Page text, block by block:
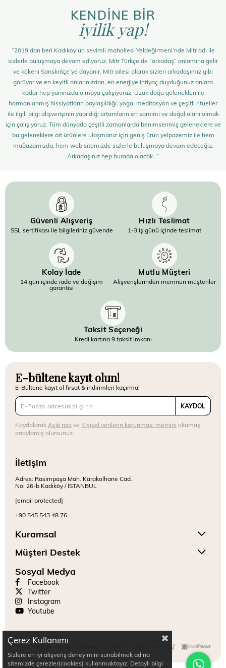
KENDİNE BİR
iyilik yap!
“2019’dan beri Kadıköy’ün sevimli mahallesi Yeldeğirmeni’nde Mitr adı ile
sizlerle buluşmaya devam ediyoruz. Mitr Türkçe’de “arkadaş” anlamına gelir
ve kökeni Sanskritçe’ye dayanır. Mitr ailesi olarak sizleri arkadaşımız gibi
görüyor ve en keyifli anlarınızdan, en enerjiye ihtiyaç duyduğunuz anlara
kadar hep yanınızda olmaya çalışıyoruz. Uzak doğu gelenekleri ile
harmanlanmış hissiyatların paylaşıldığı; yoga, meditasyon ve çeşitli ritüeller
ile ilgili bilgi alışverişinin yapıldığı ortamların en samimi ve doğal olanı olmak
için çalışıyoruz. Tüm dünyada çeşitli zamanlarda benimsenmiş geleneklere ve
bu geleneklere ait ürünlere ulaşmanız için geniş ürün yelpazemiz ile hem
mağazamızda, hem web sitemizde sizlerle buluşmaya devam edeceğiz.
Arkadaşınız hep burada olacak…”
Güvenli Alışveriş
SSL sertifikası ile bilgileriniz güvende
Hızlı Teslimat
1-3 iş günü içinde teslimat
Kolay İade
14 gün içinde iade ve değişim
garantisi
Mutlu Müşteri
Alışverişlerinden memnun müşteriler
Taksit Seçeneği
Kredi kartına 9 taksit imkanı
E-bültene kayıt olun!
E-Bültene kayıt ol fırsat & indirimleri kaçırma!
KAYDOL
Kaydolarak Açık rızave Kişisel verilerin korunması metnini okumuş,
onaylamış olursunuz.
İletişim
Adres: Rasimpaşa Mah. Karakolhane Cad.
No: 26-b Kadıköy / İSTANBUL
[email protected]
+90 545 543 48 76
Kuramsal
Müşteri Destek
Sosyal Medya
Facebook
Twitter
Instagram
Youtube
Copyright © 2024 Mitr. Tüm hakları saklıdır.
Çerez Kullanımı
Sizlere en iyi alışveriş deneyimini sunabilmek adına
sitemizde çerezler(cookies) kullanmaktayız. Detaylı bilgi